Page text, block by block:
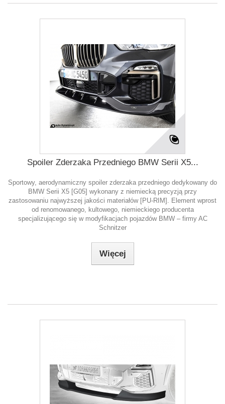
Spoiler Zderzaka Przedniego BMW Serii X5...
Sportowy, aerodynamiczny spoiler zderzaka przedniego dedykowany do
BMW Serii X5 [G05] wykonany z niemiecką precyzją przy
zastosowaniu najwyższej jakości materiałów [PU-RIM]. Element wprost
od renomowanego, kultowego, niemieckiego producenta
specjalizującego się w modyfikacjach pojazdów BMW – firmy AC
Schnitzer
Więcej